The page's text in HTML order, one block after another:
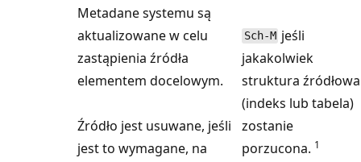
Metadane systemu są
aktualizowane w celu
zastąpienia źródła
elementem docelowym.
Źródło jest usuwane, jeśli
jest to wymagane, na
Sch-M jeśli
jakakolwiek
struktura źródłowa
(indeks lub tabela)
zostanie
porzucona. 1